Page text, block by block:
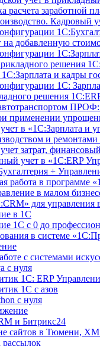
расчета заработной
Кадровый
добавленную
решения
и кадры
‎1С:
решения
ПРОФ:
применении
в «1C:Зарплата и
и
затрат,
учет в «1С:ERP
+
работа в программе
в малом
для управления
в 1С
1С с 0 до
в системе
с системами
с нуля
1С: ERP
1С с азов
с нуля
и Битрикс24
сайтов в Тюмени,